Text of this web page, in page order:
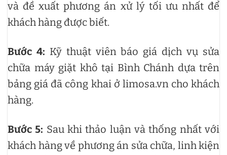
và đề xuất phương án xử lý tối ưu nhất để
khách hàng được biết.
Bước 4: Kỹ thuật viên báo giá dịch vụ sửa
chữa máy giặt khô tại Bình Chánh dựa trên
bảng giá đã công khai ở limosa.vn cho khách
hàng.
Bước 5: Sau khi thảo luận và thống nhất với
khách hàng về phương án sửa chữa, linh kiện